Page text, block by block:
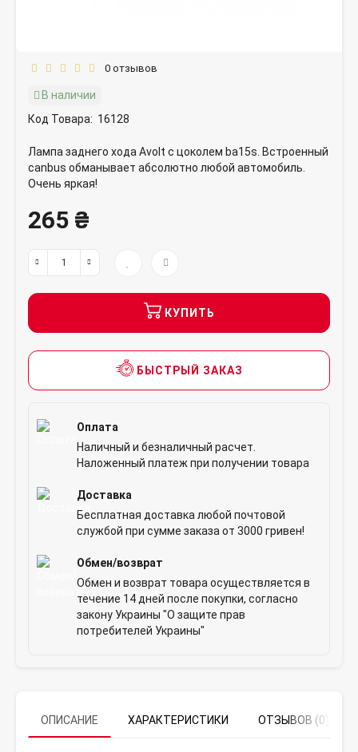
0 отзывов
В наличии
Код Товара: 16128
Лампа заднего хода Avolt с цоколем ba15s. Встроенный
canbus обманывает абсолютно любой автомобиль.
Очень яркая!
265 ₴
КУПИТЬ
БЫСТРЫЙ ЗАКАЗ
Оплата
Наличный и безналичный расчет.
Наложенный платеж при получении товара
Доставка
Бесплатная доставка любой почтовой
службой при сумме заказа от 3000 гривен!
Обмен/возврат
Обмен и возврат товара осуществляется в
течение 14 дней после покупки, согласно
закону Украины "О защите прав
потребителей Украины"
ОПИСАНИЕ ХАРАКТЕРИСТИКИ ОТЗЫВОВ (0)